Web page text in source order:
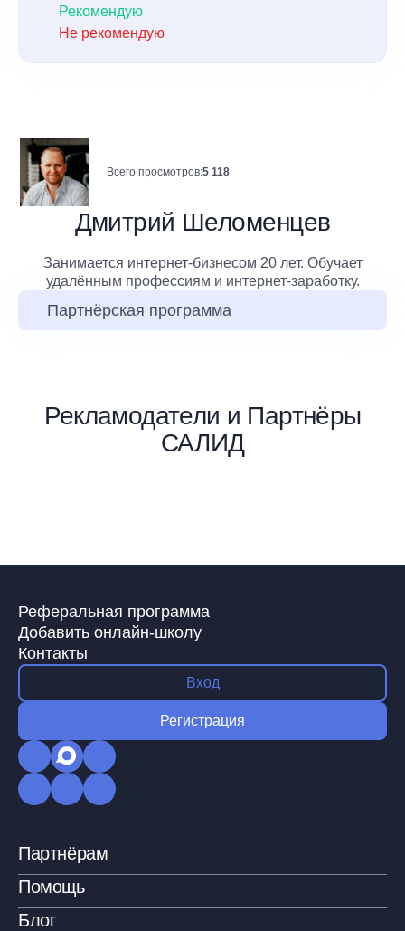
Рекомендую
Не рекомендую
Всего просмотров:5 118
Дмитрий Шеломенцев
Занимается интернет-бизнесом 20 лет. Обучает
удалённым профессиям и интернет-заработку.
Партнёрская программа
Рекламодатели и Партнёры
САЛИД
Реферальная программа
Добавить онлайн-школу
Контакты
Вход
Регистрация
Партнёрам
Помощь
Блог